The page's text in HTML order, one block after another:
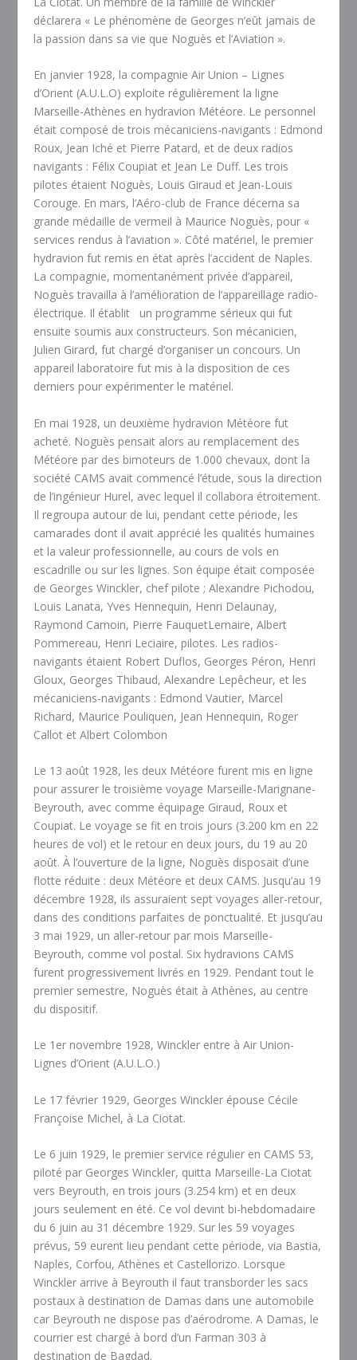
déclarera « Le phénomène de Georges n’eût jamais de
la passion dans sa vie que Noguès et l’Aviation ».
En janvier 1928, la compagnie Air Union – Lignes
d’Orient (A.U.L.O) exploite régulièrement la ligne
Marseille-Athènes en hydravion Météore. Le personnel
était composé de trois mécaniciens-navigants : Edmond
Roux, Jean Iché et Pierre Patard, et de deux radios
navigants : Félix Coupiat et Jean Le Duff. Les trois
pilotes étaient Noguès, Louis Giraud et Jean-Louis
Corouge. En mars, l’Aéro-club de France décerna sa
grande médaille de vermeil à Maurice Noguès, pour «
services rendus à l’aviation ». Côté matériel, le premier
hydravion fut remis en état après l’accident de Naples.
La compagnie, momentanément privée d’appareil,
Noguès travailla à l’amélioration de l’appareillage radio-
électrique. Il établit
un programme sérieux qui fut
ensuite soumis aux constructeurs. Son mécanicien,
Julien Girard, fut chargé d’organiser un concours. Un
appareil laboratoire fut mis à la disposition de ces
derniers pour expérimenter le matériel.
En mai 1928, un deuxième hydravion Météore fut
acheté. Noguès pensait alors au remplacement des
Météore par des bimoteurs de 1.000 chevaux, dont la
société CAMS avait commencé l’étude, sous la direction
de l’ingénieur Hurel, avec lequel il collabora étroitement.
Il regroupa autour de lui, pendant cette période, les
camarades dont il avait apprécié les qualités humaines
et la valeur professionnelle, au cours de vols en
escadrille ou sur les lignes. Son équipe était composée
de Georges Winckler, chef pilote ; Alexandre Pichodou,
Louis Lanata, Yves Hennequin, Henri Delaunay,
Raymond Camoin, Pierre FauquetLemaire, Albert
Pommereau, Henri Leciaire, pilotes. Les radios-
navigants étaient Robert Duflos, Georges Péron, Henri
Gloux, Georges Thibaud, Alexandre Lepêcheur, et les
mécaniciens-navigants : Edmond Vautier, Marcel
Richard, Maurice Pouliquen, Jean Hennequin, Roger
Callot et Albert Colombon
Le 13 août 1928, les deux Météore furent mis en ligne
pour assurer le troisième voyage Marseille-Marignane-
Beyrouth, avec comme équipage Giraud, Roux et
Coupiat. Le voyage se fit en trois jours (3.200 km en 22
heures de vol) et le retour en deux jours, du 19 au 20
août. À l’ouverture de la ligne, Noguès disposait d’une
flotte réduite : deux Météore et deux CAMS. Jusqu’au 19
décembre 1928, ils assuraient sept voyages aller-retour,
dans des conditions parfaites de ponctualité. Et jusqu’au
3 mai 1929, un aller-retour par mois Marseille-
Beyrouth, comme vol postal. Six hydravions CAMS
furent progressivement livrés en 1929. Pendant tout le
premier semestre, Noguès était à Athènes, au centre
du dispositif.
Le 1 er novembre 1928, Winckler entre à Air Union-
Lignes d’Orient (A.U.L.O.)
Le 17 février 1929, Georges Winckler épouse Cécile
Françoise Michel, à La Ciotat.
Le 6 juin 1929, le premier service régulier en CAMS 53,
piloté par Georges Winckler, quitta Marseille-La Ciotat
vers Beyrouth, en trois jours (3.254 km) et en deux
jours seulement en été. Ce vol devint bi-hebdomadaire
du 6 juin au 31 décembre 1929. Sur les 59 voyages
prévus, 59 eurent lieu pendant cette période, via Bastia,
Naples, Corfou, Athènes et Castellorizo. Lorsque
Winckler arrive à Beyrouth il faut transborder les sacs
postaux à destination de Damas dans une automobile
car Beyrouth ne dispose pas d’aérodrome. A Damas, le
courrier est chargé à bord d’un Farman 303 à
destination de Bagdad.